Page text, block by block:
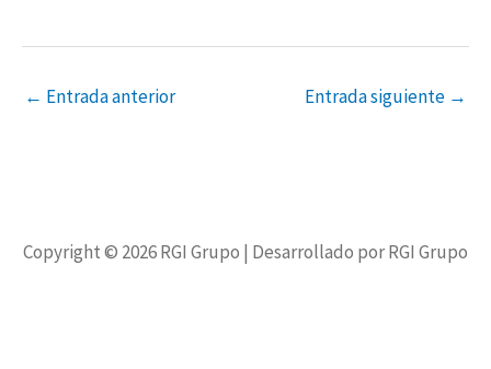
← Entrada anterior Entrada siguiente →
Copyright © 2026RGI Grupo | Desarrollado por RGI Grupo